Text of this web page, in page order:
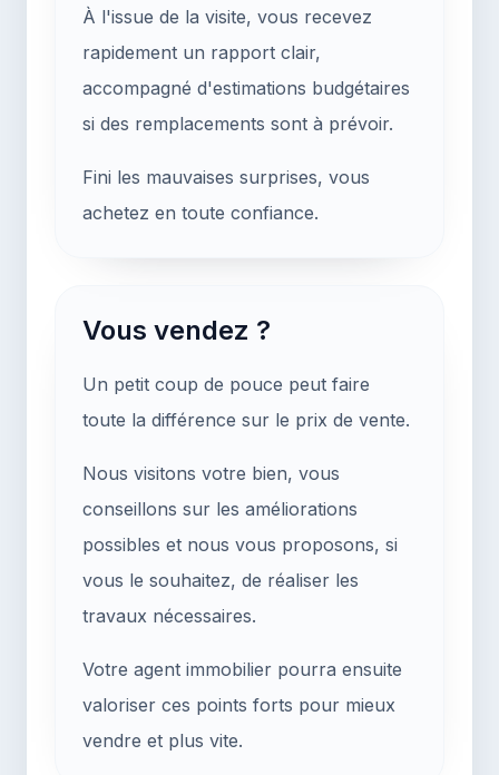
À l'issue de la visite, vous recevez
rapidement un rapport clair,
accompagné d'estimations budgétaires
si des remplacements sont à prévoir.
Fini les mauvaises surprises, vous
achetez en toute confiance.
Vous vendez ?
Un petit coup de pouce peut faire
toute la différence sur le prix de vente.
Nous visitons votre bien, vous
conseillons sur les améliorations
possibles et nous vous proposons, si
vous le souhaitez, de réaliser les
travaux nécessaires.
Votre agent immobilier pourra ensuite
valoriser ces points forts pour mieux
vendre et plus vite.